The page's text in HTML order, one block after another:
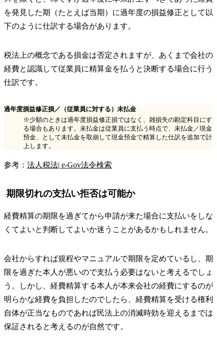
を発見した期（たとえば当期）に過年度の損益修正として以
下のように仕訳する場合があります。
税法上の概念である損金は否定されますが、あくまで会社の
経費と認識して従業員に精算金を払うと決断する場合に行う
仕訳です。
過年度損益修正損／（従業員に対する）未払金
※少額のときは過年度損益修正損ではなく、雑損失の勘定科目にす
る場合もあります。未払金は従業員に支払う時点で、未払金／現金
預金、として未払金を取崩して現金預金で精算した仕訳を追加で計
上します。
参考： 法人税法| e-Gov法令検索
期限切れの支払い拒否は可能か
経費精算の期限を過ぎてから申請が来た場合に支払いをしな
くてよいと判断してよいか迷うことがあるかもしれません。
会社からすれば規程やマニュアルで期限を定めているし、期
限を過ぎた本人が悪いので支払う必要はないと考えるでしょ
う。しかし、経費精算する本人が本来会社の経費にするのが
明らかな経費を負担したのでしたら、経費精算を受ける権利
自体が正当なものであれば民法上の消滅時効を迎えるまでは
保証されると考えるのが自然です。